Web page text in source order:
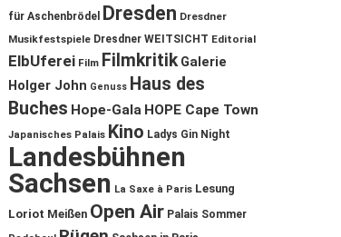
für Aschenbrödel
Dresden Dresdner
Musikfestspiele Dresdner WEITSICHT Editorial
ElbUferei Film Filmkritik Galerie
Holger John Genuss Haus des
Buches Hope-Gala HOPE Cape Town
Japanisches Palais Kino Ladys Gin Night
Landesbühnen
Sachsen La Saxe à Paris Lesung
Loriot Meißen Open Air Palais Sommer